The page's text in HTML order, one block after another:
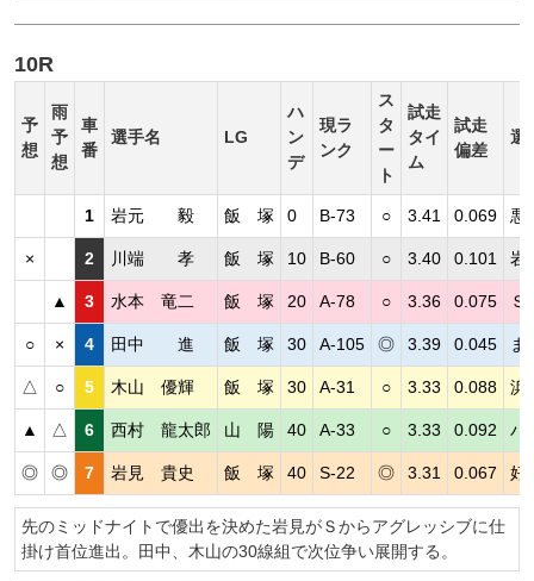
10R
予
想
雨
予
想
車
番
選手名 LG
ハ
ン
デ
現ラ
ンク
ス
タ
ー
ト
試走
タイ
ム
試走
偏差
選
1 岩元 毅 飯 塚 0 B-73 ○ 3.41 0.069 悪
× 2 川端 孝 飯 塚 10 B-60 ○ 3.40 0.101 岩
▲ 3 水本 竜二 飯 塚 20 A-78 ○ 3.36 0.075 Ｓ
○ × 4 田中 進 飯 塚 30 A-105 ◎ 3.39 0.045 ま
△ ○ 5 木山 優輝 飯 塚 30 A-31 ○ 3.33 0.088 浜
▲ △ 6 西村 龍太郎 山 陽 40 A-33 ○ 3.33 0.092 パ
◎ ◎ 7 岩見 貴史 飯 塚 40 S-22 ◎ 3.31 0.067 好
先のミッドナイトで優出を決めた岩見がＳからアグレッシブに仕
掛け首位進出。田中、木山の30線組で次位争い展開する。